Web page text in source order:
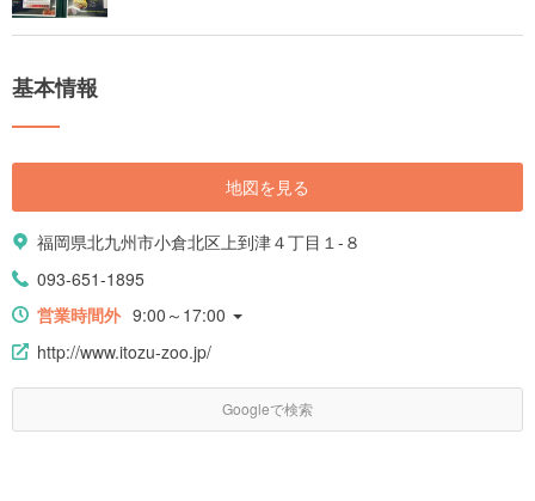
基本情報
地図を見る
福岡県北九州市小倉北区上到津４丁目１-８
093-651-1895
営業時間外 9:00～17:00
http://www.itozu-zoo.jp/
Googleで検索